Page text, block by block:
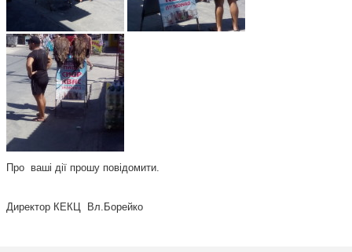
Про ваші дії прошу повідомити.
Директор КЕКЦ Вл.Борейко